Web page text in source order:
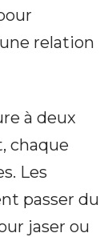
relation
à deux
chaque
Les
passer du
jaser ou